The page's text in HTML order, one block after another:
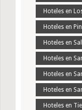
Hoteles en
Hoteles en
Hoteles en
Hoteles en
Hoteles en
Hoteles en
Hoteles en